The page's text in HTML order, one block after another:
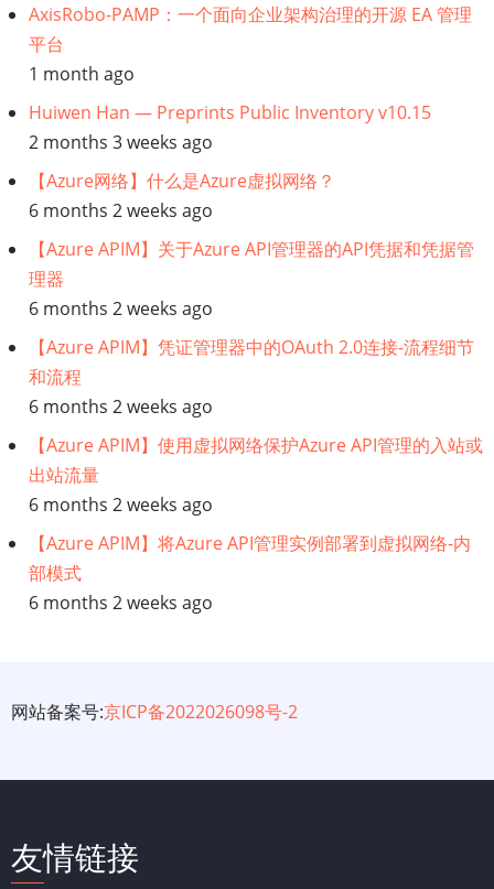
AxisRobo-PAMP：一个面向企业架构治理的开源 EA 管理
平台
1 month ago
Huiwen Han — Preprints Public Inventory v10.15
2 months 3 weeks ago
【Azure网络】什么是Azure虚拟网络？
6 months 2 weeks ago
【Azure APIM】关于Azure API管理器的API凭据和凭据管
理器
6 months 2 weeks ago
【Azure APIM】凭证管理器中的OAuth 2.0连接-流程细节
和流程
6 months 2 weeks ago
【Azure APIM】使用虚拟网络保护Azure API管理的入站或
出站流量
6 months 2 weeks ago
【Azure APIM】将Azure API管理实例部署到虚拟网络-内
部模式
6 months 2 weeks ago
网站备案号:京ICP备2022026098号-2
友情链接